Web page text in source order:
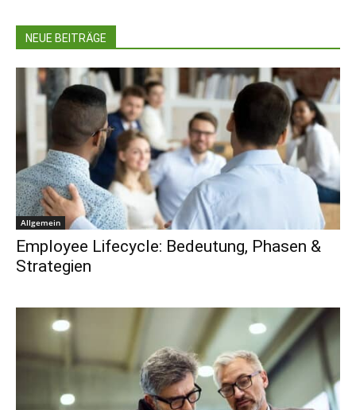
NEUE BEITRÄGE
Allgemein
Employee Lifecycle: Bedeutung, Phasen &
Strategien